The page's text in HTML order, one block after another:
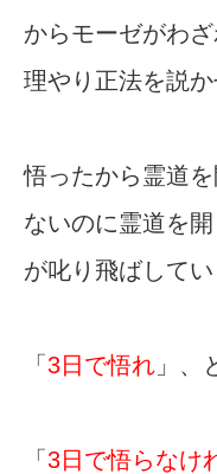
からモーゼがわ
理やり正法を説か
悟ったから霊道
ないのに霊道を
が叱り飛ばしてい
「 3日で悟れ 」、
「 3日で悟らなけ